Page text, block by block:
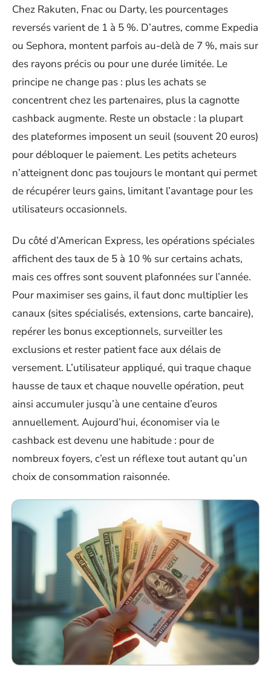
Chez Rakuten, Fnac ou Darty, les pourcentages
reversés varient de 1 à 5 %. D’autres, comme Expedia
ou Sephora, montent parfois au-delà de 7 %, mais sur
des rayons précis ou pour une durée limitée. Le
principe ne change pas : plus les achats se
concentrent chez les partenaires, plus la cagnotte
cashback augmente. Reste un obstacle : la plupart
des plateformes imposent un seuil (souvent 20 euros)
pour débloquer le paiement. Les petits acheteurs
n’atteignent donc pas toujours le montant qui permet
de récupérer leurs gains, limitant l’avantage pour les
utilisateurs occasionnels.
Du côté d’American Express, les opérations spéciales
affichent des taux de 5 à 10 % sur certains achats,
mais ces offres sont souvent plafonnées sur l’année.
Pour maximiser ses gains, il faut donc multiplier les
canaux (sites spécialisés, extensions, carte bancaire),
repérer les bonus exceptionnels, surveiller les
exclusions et rester patient face aux délais de
versement. L’utilisateur appliqué, qui traque chaque
hausse de taux et chaque nouvelle opération, peut
ainsi accumuler jusqu’à une centaine d’euros
annuellement. Aujourd’hui, économiser via le
cashback est devenu une habitude : pour de
nombreux foyers, c’est un réflexe tout autant qu’un
choix de consommation raisonnée.